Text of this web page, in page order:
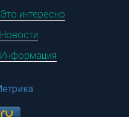
Это интересно
Новости
Информация